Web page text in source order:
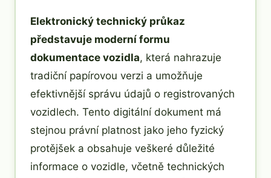
Elektronický technický průkaz
představuje moderní formu
dokumentace vozidla, která nahrazuje
tradiční papírovou verzi a umožňuje
efektivnější správu údajů o registrovaných
vozidlech. Tento digitální dokument má
stejnou právní platnost jako jeho fyzický
protějšek a obsahuje veškeré důležité
informace o vozidle, včetně technických